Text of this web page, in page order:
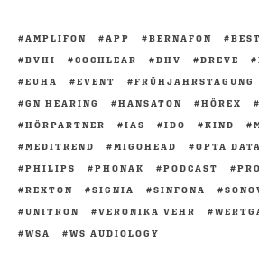
AMPLIFON APP BERNAFON
BVHI
COCHLEAR DHV DREVE
EUHA
EVENT FRÜHJAHRSTAGUNG
GN HEARING
HANSATON HÖREX
HÖRPARTNER
IAS IDO KIND
MEDITREND
MIGOHEAD OPTA
PHILIPS
PHONAK PODCAST
REXTON
SIGNIA SINFONA
UNITRON
VERONIKA VEHR
WSA
WS AUDIOLOGY